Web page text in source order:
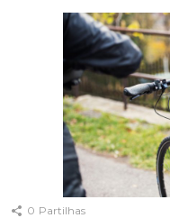
0 Partilhas